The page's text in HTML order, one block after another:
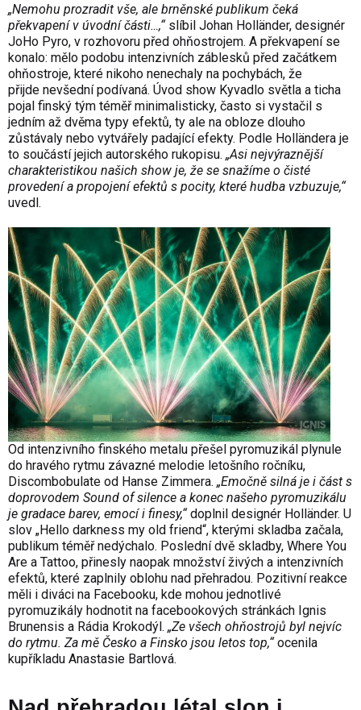
„Nemohu prozradit vše, ale brněnské publikum čeká
překvapení v úvodní části…,“slíbil Johan Holländer, designér
JoHo Pyro, v rozhovoru před ohňostrojem. A překvapení se
konalo: mělo podobu intenzivních záblesků před začátkem
ohňostroje, které nikoho nenechaly na pochybách, že
přijde nevšední podívaná. Úvod show Kyvadlo světla a ticha
pojal finský tým téměř minimalisticky, často si vystačil s
jedním až dvěma typy efektů, ty ale na obloze dlouho
zůstávaly nebo vytvářely padající efekty. Podle Holländera je
to součástí jejich autorského rukopisu. „Asi nejvýraznější
charakteristikou našich show je, že se snažíme o čisté
provedení a propojení efektů s pocity, které hudba vzbuzuje,“
uvedl.
Od intenzivního finského metalu přešel pyromuzikál plynule
do hravého rytmu závazné melodie letošního ročníku,
Discombobulate od Hanse Zimmera. „Emočně silná je i část s
doprovodem Sound of silence a konec našeho pyromuzikálu
je gradace barev, emocí i finesy,“ doplnil designér Holländer. U
slov „Hello darkness my old friend“, kterými skladba začala,
publikum téměř nedýchalo. Poslední dvě skladby, Where You
Are a Tattoo, přinesly naopak množství živých a intenzivních
efektů, které zaplnily oblohu nad přehradou. Pozitivní reakce
měli i diváci na Facebooku, kde mohou jednotlivé
pyromuzikály hodnotit na facebookových stránkách Ignis
Brunensis a Rádia Krokodýl . „Ze všech ohňostrojů byl nejvíc
do rytmu. Za mě Česko a Finsko jsou letos top,“ ocenila
kupříkladu Anastasie Bartlová.